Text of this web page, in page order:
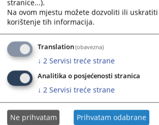
Prateći dokumenti
Rjesenje 61 0 L 018223 26 Reg
48PREGLEDA
stranice...).
Na ovom mjestu možete dozvoliti ili
korištenje tih informacija.
Translation(obavezna)
↓ 2 Servisi treće strane
Analitika o posjećenosti stranica
↓ 2 Servisi treće strane
Ne prihvatam Prihvatam odabrane